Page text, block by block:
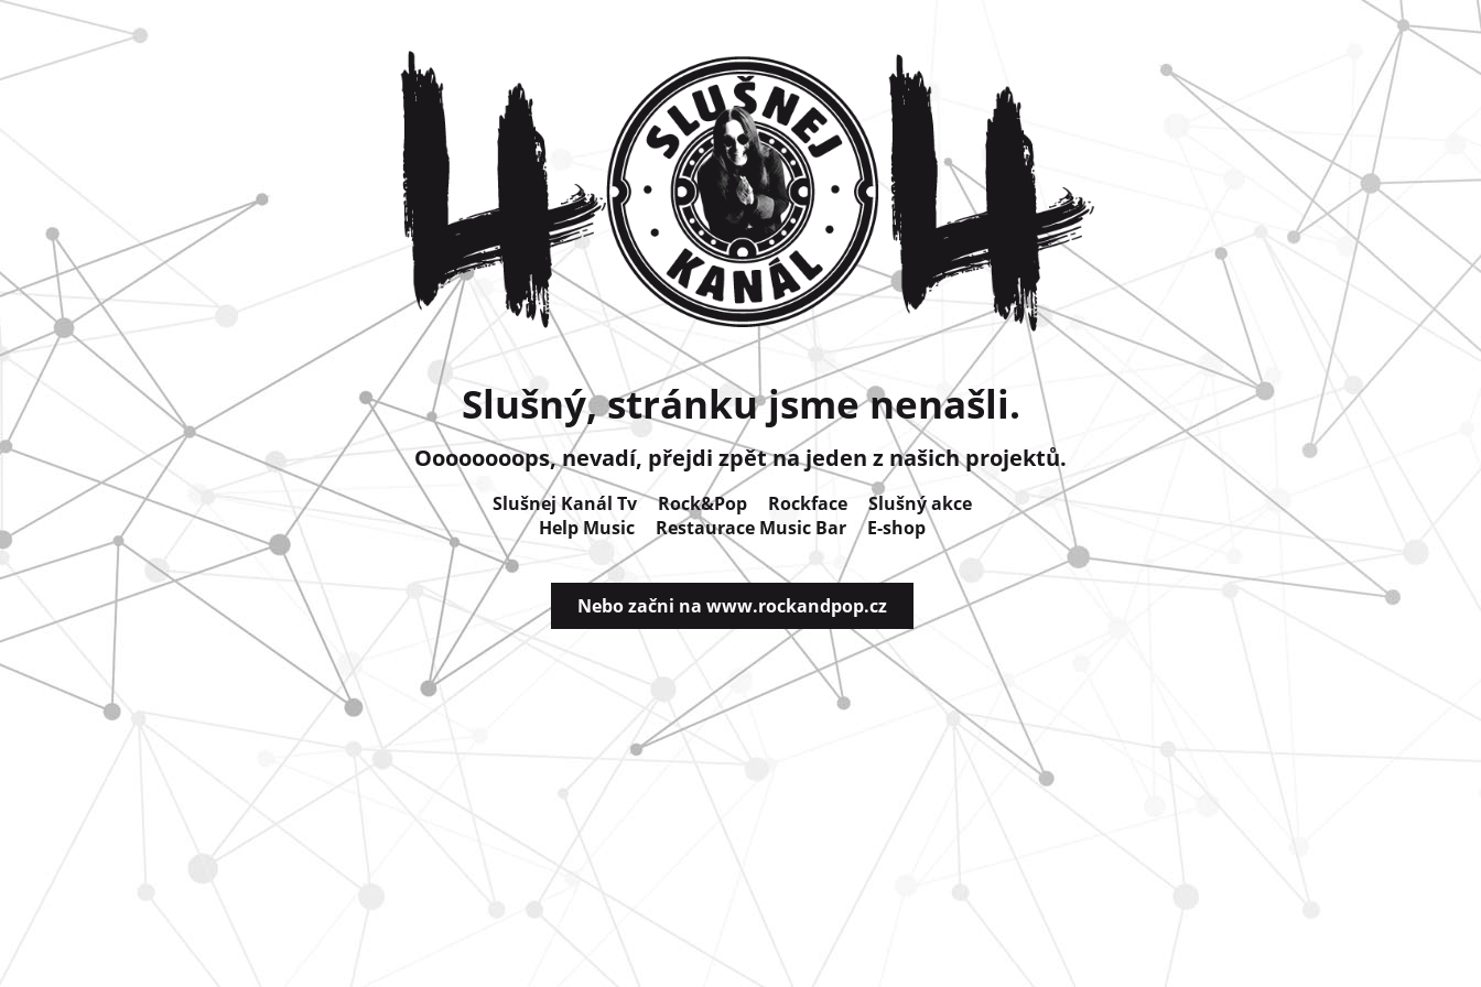
Slušný, stránku jsme nenašli.
Oooooooops, nevadí, přejdi zpět na jeden z našich projektů.
Slušnej Kanál Tv Rock&Pop Rockface
Slušný akce
Help Music
Restaurace Music Bar E-shop
Nebo začni na www.rockandpop.cz